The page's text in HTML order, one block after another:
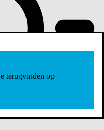
terugvinden op